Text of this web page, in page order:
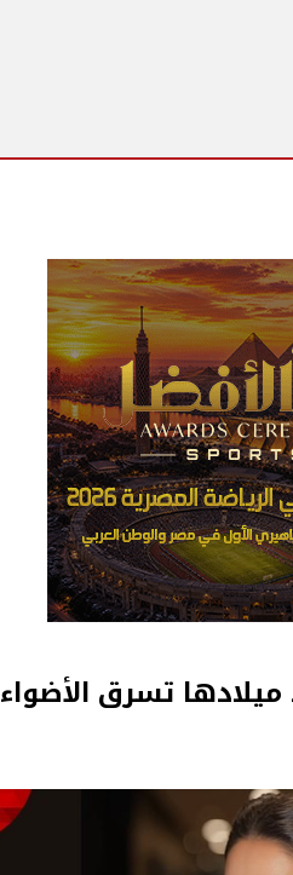
تسرق الأضواء